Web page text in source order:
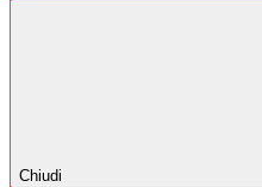
Chiudi